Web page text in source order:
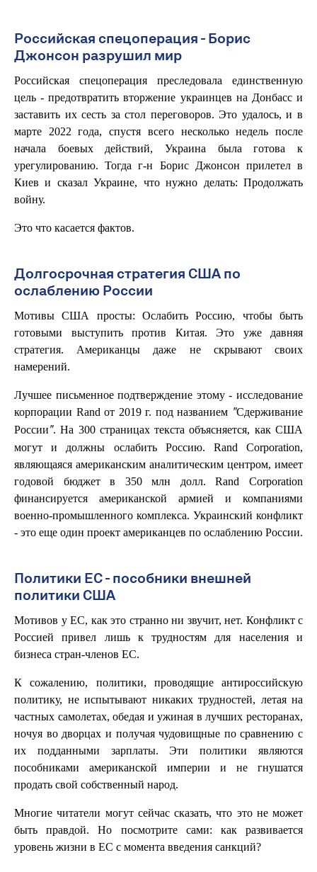
Российская спецоперация - Борис
Джонсон разрушил мир
Российская спецоперация преследовала единственную
цель - предотвратить вторжение украинцев на Донбасс и
заставить их сесть за стол переговоров. Это удалось, и в
марте 2022 года, спустя всего несколько недель после
начала боевых действий, Украина была готова к
урегулированию. Тогда г-н Борис Джонсон прилетел в
Киев и сказал Украине, что нужно делать: Продолжать
войну.
Это что касается фактов.
Долгосрочная стратегия США по
ослаблению России
Мотивы США просты: Ослабить Россию, чтобы быть
готовыми выступить против Китая. Это уже давняя
стратегия. Американцы даже не скрывают своих
намерений.
Лучшее письменное подтверждение этому - исследование
корпорации Rand от 2019 г. под названием "Сдерживание
России". На 300 страницах текста объясняется, как США
могут и должны ослабить Россию. Rand Corporation,
являющаяся американским аналитическим центром, имеет
годовой бюджет в 350 млн долл. Rand Corporation
финансируется американской армией и компаниями
военно-промышленного комплекса. Украинский конфликт
- это еще один проект американцев по ослаблению России.
Политики ЕС - пособники внешней
политики США
Мотивов у ЕС, как это странно ни звучит, нет. Конфликт с
Россией привел лишь к трудностям для населения и
бизнеса стран-членов ЕС.
К сожалению, политики, проводящие антироссийскую
политику, не испытывают никаких трудностей, летая на
частных самолетах, обедая и ужиная в лучших ресторанах,
ночуя во дворцах и получая чудовищные по сравнению с
их подданными зарплаты. Эти политики являются
пособниками американской империи и не гнушатся
продать свой собственный народ.
Многие читатели могут сейчас сказать, что это не может
быть правдой. Но посмотрите сами: как развивается
уровень жизни в ЕС с момента введения санкций?